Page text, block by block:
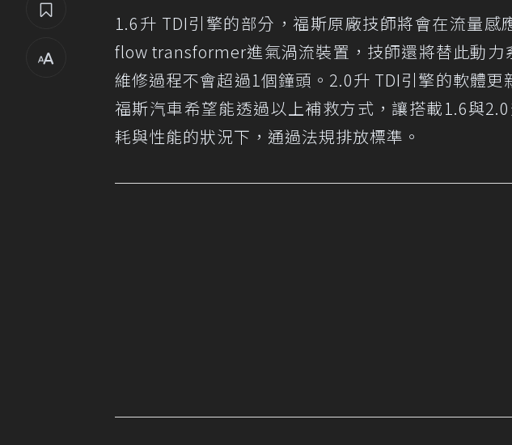
1.6升 TDI引擎的部分，福斯原廠技師將會在流量感
flow transformer進氣渦流裝置，技師還將替此動力
維修過程不會超過1個鐘頭。2.0升 TDI引擎的軟體更
福斯汽車希望能透過以上補救方式，讓搭載1.6與
耗與性能的狀況下，通過法規排放標準。